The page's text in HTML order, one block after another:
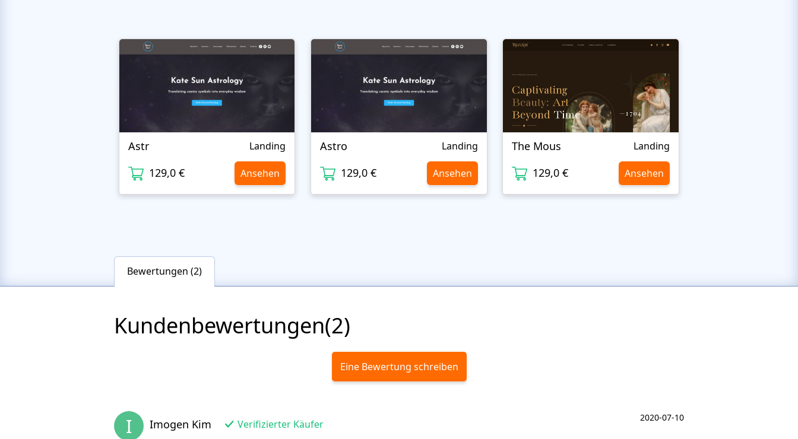
Astr Landing
129,0 € Ansehen
Astro Landing
129,0 € Ansehen
The Mous Landing
129,0 € Ansehen
Bewertungen (2)
Kundenbewertungen(2)
Eine Bewertung schreiben
I Imogen Kim Verifizierter Käufer
2020-07-10